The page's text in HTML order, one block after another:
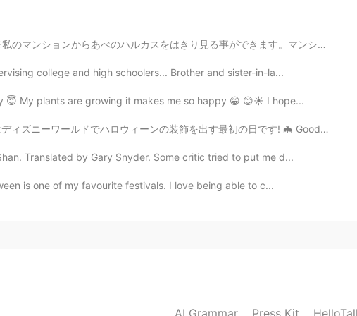
2020.12.28 13:27
ramen and the two bowls are tonkotsu ramen.
didn’t know it was his first time until he told me.
り見る事ができます。マンションの前の木の花が咲きました💐。とても綺麗です。話は変わりますが、仕事の休憩中に日本語を勉強し...
college and high schoolers... Brother and sister-in-la...
😇 My plants are growing it makes me so happy 😁 😊☀️ I hope...
ドでハロウィーンの装飾を出す最初の日です! 🦇 Good morning! Today is the first day we put o...
Translated by Gary Snyder. Some critic tried to put me d...
is one of my favourite festivals. I love being able to c...
AI Grammar Press Kit